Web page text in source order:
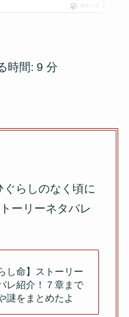
ポチップ
時間: 9 分
らしのなく頃に
ーリーネタバレ
し命】ストーリー
レ紹介！７章まで
謎をまとめたよ